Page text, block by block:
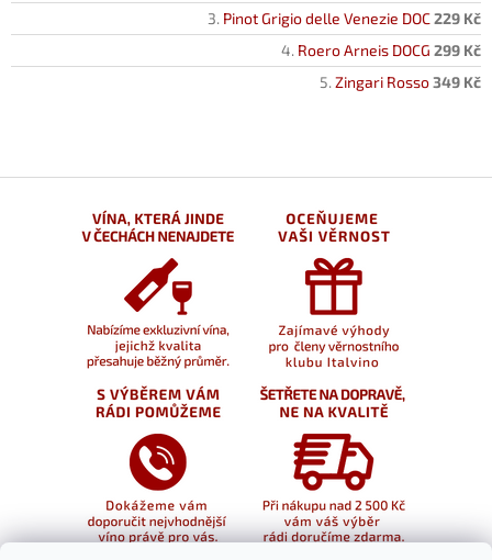
Pinot Grigio delle Venezie DOC229 Kč
Roero Arneis DOCG 299 Kč
Zingari Rosso349 Kč